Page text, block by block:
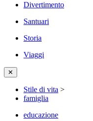
Divertimento
Santuari
Storia
Viaggi
✕
Stile di vita >
famiglia
educazione